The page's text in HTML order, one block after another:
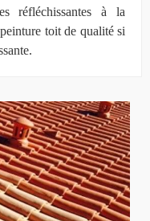
réfléchissantes à la
toit de qualité si